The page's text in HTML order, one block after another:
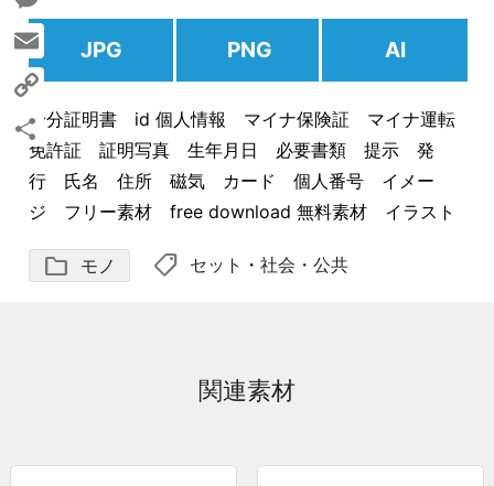
JPG PNG AI
身分証明書 id 個人情報 マイナ保険証 マイナ運転
免許証 証明写真 生年月日 必要書類 提示 発
行 氏名 住所 磁気 カード 個人番号 イメー
ジ フリー素材 free download 無料素材 イラスト
folder モノ shoppingmode セット ・社会・公共
関連素材
Messenger
Email
Copy
Link
共
有